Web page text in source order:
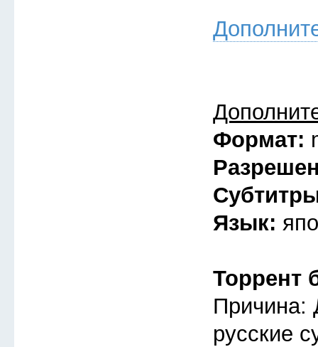
Формат:
Язык:
Торрент
Причина:
русские